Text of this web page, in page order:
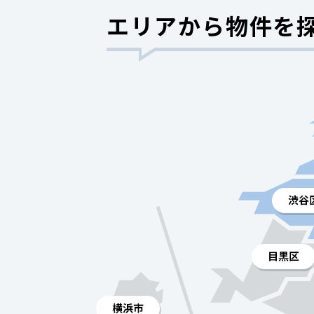
エリアから物件を